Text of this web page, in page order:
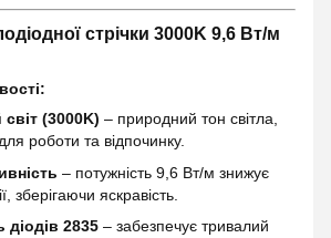
стрічки 3000K 9,6 Вт/м
(3000K) – природний тон світла,
роботи та відпочинку.
– потужність 9,6 Вт/м знижує
зберігаючи яскравість.
діодів 2835 – забезпечує тривалий